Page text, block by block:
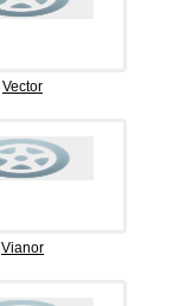
Vector
Vianor